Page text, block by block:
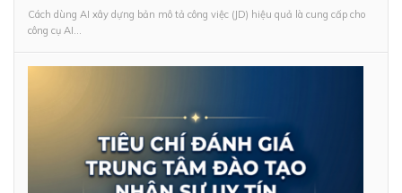
Cách dùng AI xây dựng bản mô tả công việc (JD) hiệu quả là cung cấp cho
công cụ AI...